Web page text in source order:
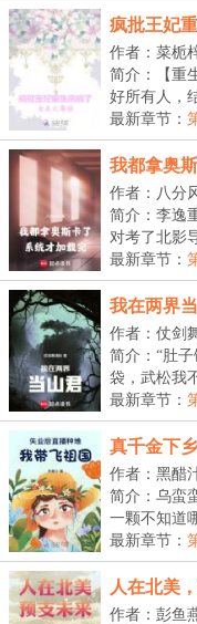
疯批王妃
作者：菜栀
简介：【重
好所有人，
宋...
最新章节：
我都拿奥
作者：八分
简介：李逸
对考了北影
【...
最新章节：
我在两界
作者：仗剑
简介：“肚
袋，武松我
最新章节：
真千金下
作者：黑醋
简介：乌蛮
一颗不知道
力...
最新章节：
人在北美
作者：彭鱼